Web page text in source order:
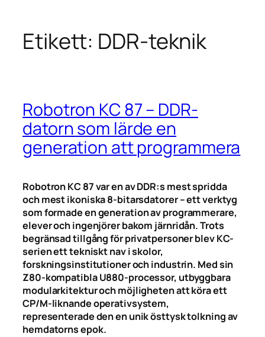
Etikett: DDR-teknik
Robotron KC 87 – DDR-
datorn som lärde en
generation att programmera
Robotron KC 87 var en av DDR:s mest spridda
och mest ikoniska 8-bitarsdatorer – ett verktyg
som formade en generation av programmerare,
elever och ingenjörer bakom järnridån. Trots
begränsad tillgång för privatpersoner blev KC-
serien ett tekniskt nav i skolor,
forskningsinstitutioner och industrin. Med sin
Z80-kompatibla U880-processor, utbyggbara
modularkitektur och möjligheten att köra ett
CP/M-liknande operativsystem,
representerade den en unik östtysk tolkning av
hemdatorns epok.